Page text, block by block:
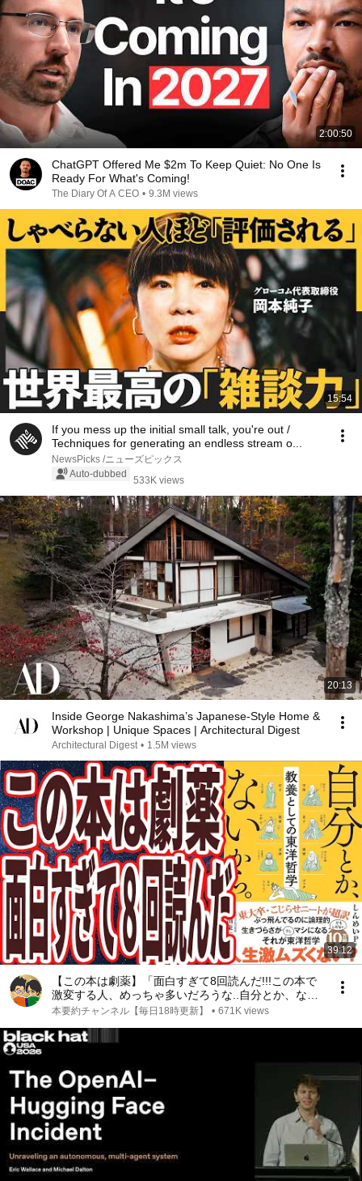
2:00:50
ChatGPT Offered Me $2m To Keep Quiet: No One Is
Ready For What's Coming!
The Diary Of A CEO • 9.3M views
15:54
If you mess up the initial small talk, you're out /
Techniques for generating an endless stream o...
NewsPicks /ニューズピックス
Auto-dubbed
533K views
20:13
Inside George Nakashima’s Japanese-Style Home &
Workshop | Unique Spaces | Architectural Digest
Architectural Digest • 1.5M views
39:12
【この本は劇薬】「面白すぎて8回読んだ!!!この本で
激変する人、めっちゃ多いだろうな..自分とか、ない
から。教養としての東洋哲学」を世界一わかりやすく
本要約チャンネル【毎日18時更新】 • 671K views